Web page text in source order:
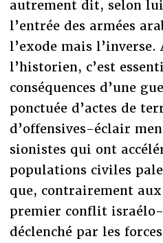
autrement dit, selon
l’entrée des armées
l’exode mais l’inverse.
l’historien, c’est
conséquences d’une
ponctuée d’actes de
d’offensives-éclair
sionistes qui ont
populations civiles
que, contrairement
premier conflit
déclenché par les